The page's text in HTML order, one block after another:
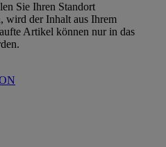
Sie Ihren Standort
wird der Inhalt aus Ihrem
Artikel können nur in das